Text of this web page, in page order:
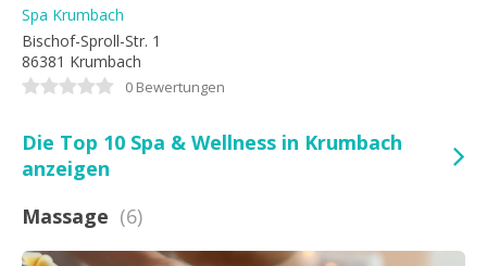
Spa Krumbach
Bischof-Sproll-Str. 1
86381 Krumbach
0 Bewertungen
Die Top 10 Spa & Wellness in Krumbach
anzeigen
Massage (6)